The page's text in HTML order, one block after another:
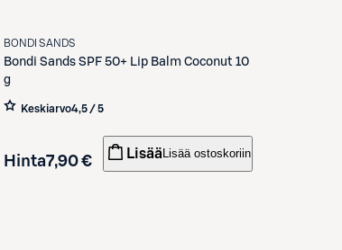
BONDI SANDS
Bondi Sands SPF 50+ Lip Balm Coconut 10
g
Keskiarvo4,5 / 5
Hinta7,90 € Lisää Lisää ostoskoriin